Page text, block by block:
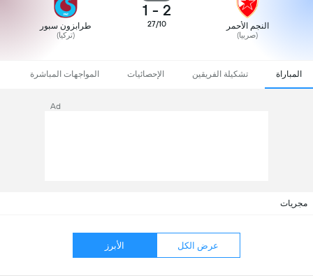
النجم الأحمر
(صربيا)
2
-
1
27/10 طرابزون سبور
(تركيا)
المباراة تشكيلة الفريقين الإحصائيات المواجهات المباشرة
Ad
مجريات
عرض الكل الأبرز